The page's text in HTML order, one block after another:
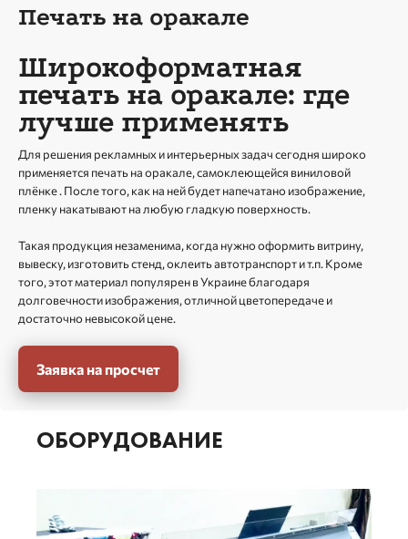
Печать на оракале
Широкоформатная
печать на оракале: где
лучше применять
Для решения рекламных и интерьерных задач сегодня широко
применяется печать на оракале, самоклеющейся виниловой
плёнке . После того, как на ней будет напечатано изображение,
пленку накатывают на любую гладкую поверхность.
Такая продукция незаменима, когда нужно оформить витрину,
вывеску, изготовить стенд, оклеить автотранспорт и т.п. Кроме
того, этот материал популярен в Украине благодаря
долговечности изображения, отличной цветопередаче и
достаточно невысокой цене.
Заявка на просчет
ОБОРУДОВАНИЕ